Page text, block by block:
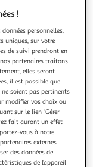
!
personnelles,
uniques, sur votre
de suivi prendront en
partenaires traitons
elles seront
il est possible que
soient pas pertinents
modifier vos choix ou
sur le lien "Gérer
fait auront un effet
vous à notre
externes
des données de
de l’appareil